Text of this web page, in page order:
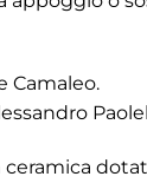
Camaleo.
ceramica